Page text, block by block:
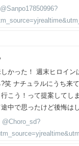
@Sanpo17850996?
かった！ 週末ヒロイン
笑 ナチュラルにうち来
こう！って提案してし
中で思ったけど後悔は
@Choro_sd?